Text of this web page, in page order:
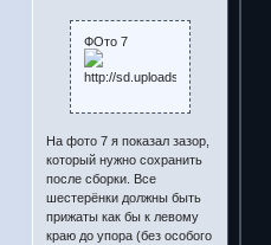
ФОто 7
На фото 7 я показал зазор,
который нужно сохранить
после сборки. Все
шестерёнки должны быть
прижаты как бы к левому
краю до упора (без особого